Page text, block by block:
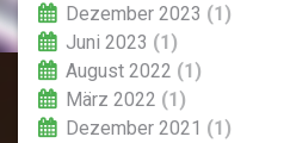
Dezember 2023 (1)
Juni 2023 (1)
August 2022 (1)
März 2022 (1)
Dezember 2021 (1)